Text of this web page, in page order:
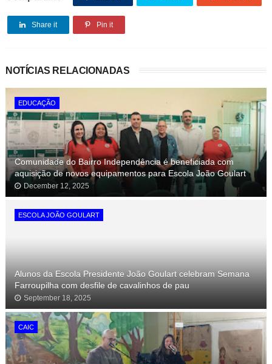
Share it Pin it
NOTÍCIAS RELACIONADAS
EDUCAÇÃO
Comunidade do Bairro Independência é beneficiada com
aquisição de novos equipamentos para Escola João Goulart
December 12, 2025
ESCOLA JOÃO GOULART
Alunos da Escola Presidente João Goulart celebram Semana
Farroupilha com desfile de cavalinhos de pau
September 18, 2025
CAIC